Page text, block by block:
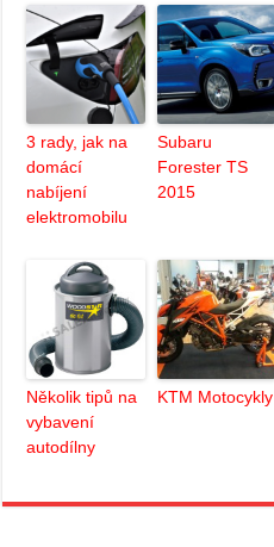
3 rady, jak na
domácí
nabíjení
elektromobilu
Subaru
Forester TS
2015
Několik tipů na
vybavení
autodílny
KTM Motocykly